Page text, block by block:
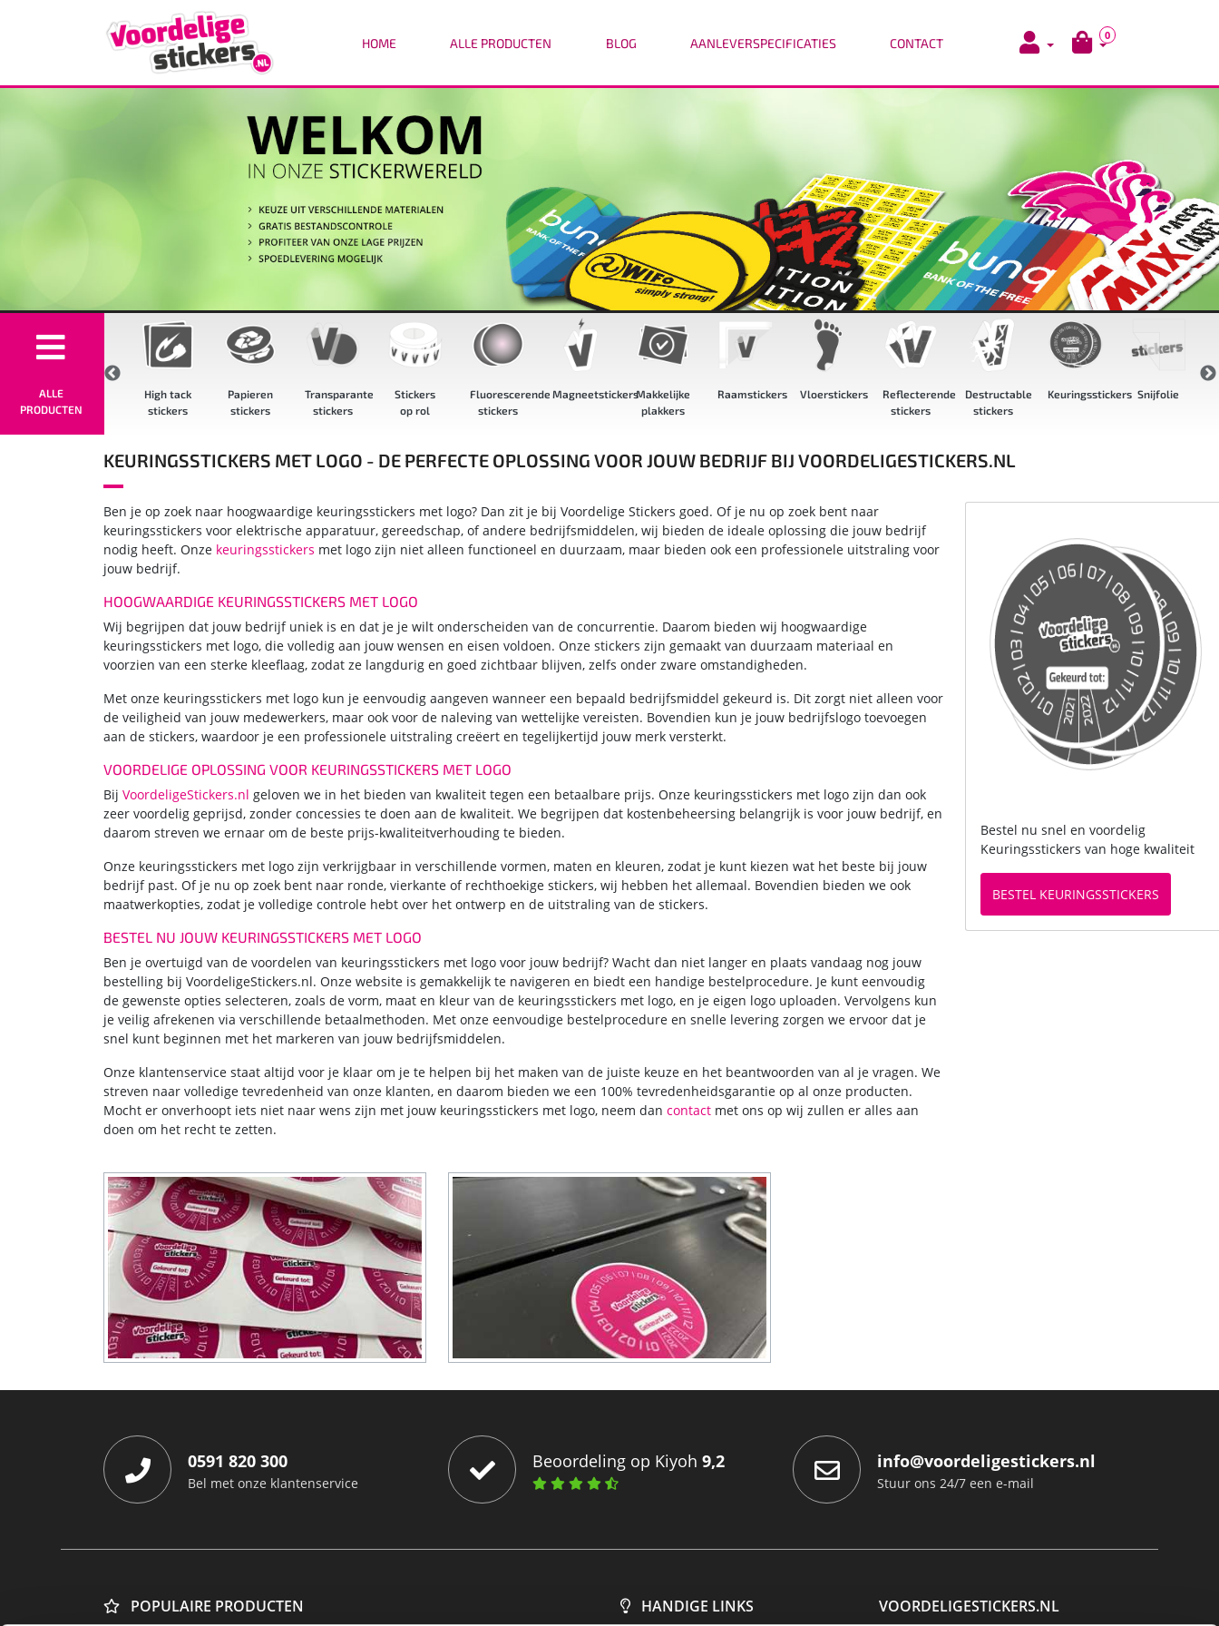
HOME ALLE PRODUCTEN BLOG AANLEVERSPECIFICATIES CONTACT
0
ALLE
PRODUCTEN
High tack
stickers
Papieren
stickers
Transparante
stickers
Stickers
op rol
Fluorescerende
stickers
MagneetstickersMakkelijke
Raamstickers Vloerstickers
Reflecterende
Destructable
stickers
Keuringsstickers Snijfolie
Groot
KEURINGSSTICKERS MET LOGO - DE PERFECTE OPLOSSING VOOR JOUW BEDRIJF BIJ VOORDELIGESTICKERS.NL
Ben je op zoek naar hoogwaardige keuringsstickers met logo? Dan zit je bij Voordelige Stickers goed. Of je nu op zoek bent naar
keuringsstickers voor elektrische apparatuur, gereedschap, of andere bedrijfsmiddelen, wij bieden de ideale oplossing die jouw bedrijf
nodig heeft. Onze keuringsstickers met logo zijn niet alleen functioneel en duurzaam, maar bieden ook een professionele uitstraling voor
jouw bedrijf.
HOOGWAARDIGE KEURINGSSTICKERS MET LOGO
Wij begrijpen dat jouw bedrijf uniek is en dat je je wilt onderscheiden van de concurrentie. Daarom bieden wij hoogwaardige
keuringsstickers met logo, die volledig aan jouw wensen en eisen voldoen. Onze stickers zijn gemaakt van duurzaam materiaal en
voorzien van een sterke kleeflaag, zodat ze langdurig en goed zichtbaar blijven, zelfs onder zware omstandigheden.
Met onze keuringsstickers met logo kun je eenvoudig aangeven wanneer een bepaald bedrijfsmiddel gekeurd is. Dit zorgt niet alleen voor
de veiligheid van jouw medewerkers, maar ook voor de naleving van wettelijke vereisten. Bovendien kun je jouw bedrijfslogo toevoegen
aan de stickers, waardoor je een professionele uitstraling creëert en tegelijkertijd jouw merk versterkt.
VOORDELIGE OPLOSSING VOOR KEURINGSSTICKERS MET LOGO
Bij VoordeligeStickers.nl geloven we in het bieden van kwaliteit tegen een betaalbare prijs. Onze keuringsstickers met logo zijn dan ook
zeer voordelig geprijsd, zonder concessies te doen aan de kwaliteit. We begrijpen dat kostenbeheersing belangrijk is voor jouw bedrijf, en
daarom streven we ernaar om de beste prijs-kwaliteitverhouding te bieden.
Onze keuringsstickers met logo zijn verkrijgbaar in verschillende vormen, maten en kleuren, zodat je kunt kiezen wat het beste bij jouw
bedrijf past. Of je nu op zoek bent naar ronde, vierkante of rechthoekige stickers, wij hebben het allemaal. Bovendien bieden we ook
maatwerkopties, zodat je volledige controle hebt over het ontwerp en de uitstraling van de stickers.
BESTEL NU JOUW KEURINGSSTICKERS MET LOGO
Ben je overtuigd van de voordelen van keuringsstickers met logo voor jouw bedrijf? Wacht dan niet langer en plaats vandaag nog jouw
bestelling bij VoordeligeStickers.nl. Onze website is gemakkelijk te navigeren en biedt een handige bestelprocedure. Je kunt eenvoudig
de gewenste opties selecteren, zoals de vorm, maat en kleur van de keuringsstickers met logo, en je eigen logo uploaden. Vervolgens kun
je veilig afrekenen via verschillende betaalmethoden. Met onze eenvoudige bestelprocedure en snelle levering zorgen we ervoor dat je
snel kunt beginnen met het markeren van jouw bedrijfsmiddelen.
Onze klantenservice staat altijd voor je klaar om je te helpen bij het maken van de juiste keuze en het beantwoorden van al je vragen. We
streven naar volledige tevredenheid van onze klanten, en daarom bieden we een 100% tevredenheidsgarantie op al onze producten.
Mocht er onverhoopt iets niet naar wens zijn met jouw keuringsstickers met logo, neem dan contact met ons op wij zullen er alles aan
doen om het recht te zetten.
Bestel nu snel en voordelig
Keuringsstickers van hoge kwaliteit
BESTEL KEURINGSSTICKERS
0591 820 300
Bel met onze klantenservice
Beoordeling op Kiyoh 9,2 info@voordeligestickers.nl
Stuur ons 24/7 een e-mail
POPULAIRE PRODUCTEN HANDIGE LINKS VOORDELIGESTICKERS.NL